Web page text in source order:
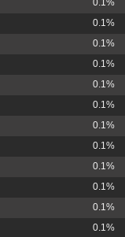
0.1%
0.1%
0.1%
0.1%
0.1%
0.1%
0.1%
0.1%
0.1%
0.1%
0.1%
0.1%